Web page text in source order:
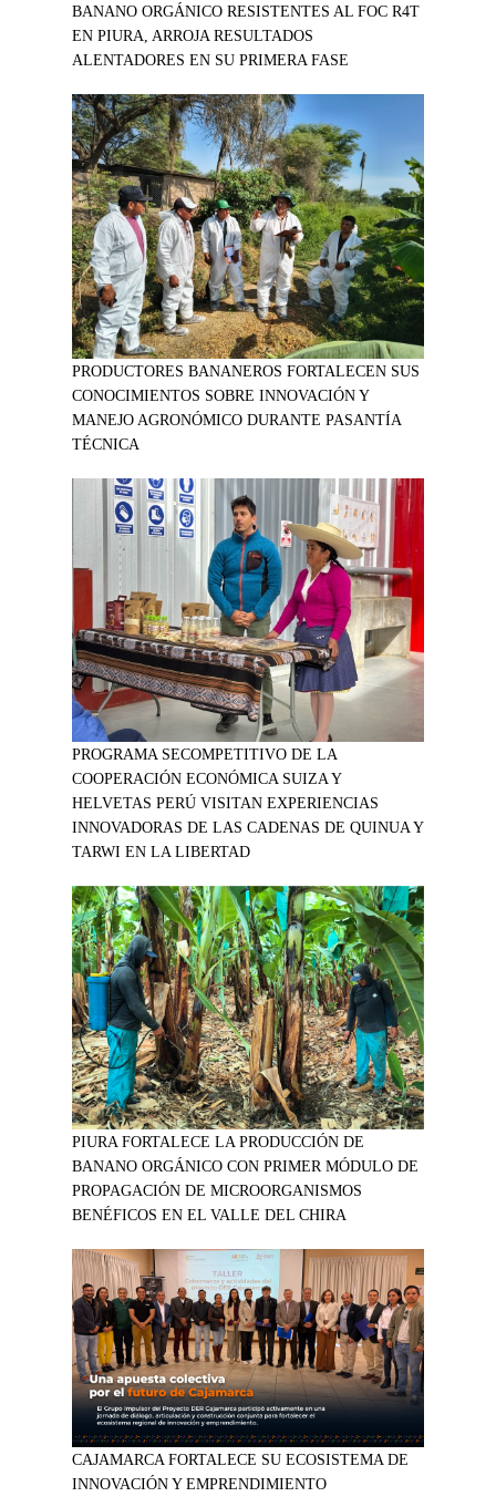
BANANO ORGÁNICO RESISTENTES AL FOC R4T
EN PIURA, ARROJA RESULTADOS
ALENTADORES EN SU PRIMERA FASE
PRODUCTORES BANANEROS FORTALECEN SUS
CONOCIMIENTOS SOBRE INNOVACIÓN Y
MANEJO AGRONÓMICO DURANTE PASANTÍA
TÉCNICA
PROGRAMA SECOMPETITIVO DE LA
COOPERACIÓN ECONÓMICA SUIZA Y
HELVETAS PERÚ VISITAN EXPERIENCIAS
INNOVADORAS DE LAS CADENAS DE QUINUA Y
TARWI EN LA LIBERTAD
PIURA FORTALECE LA PRODUCCIÓN DE
BANANO ORGÁNICO CON PRIMER MÓDULO DE
PROPAGACIÓN DE MICROORGANISMOS
BENÉFICOS EN EL VALLE DEL CHIRA
CAJAMARCA FORTALECE SU ECOSISTEMA DE
INNOVACIÓN Y EMPRENDIMIENTO